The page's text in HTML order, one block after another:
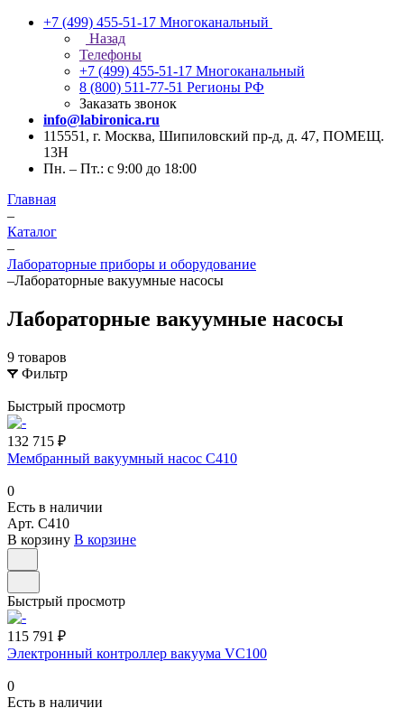
+7 (499) 455-51-17 Многоканальный
Назад
Телефоны
+7 (499) 455-51-17 Многоканальный
8 (800) 511-77-51 Регионы РФ
Заказать звонок
info@labironica.ru
115551, г. Москва, Шипиловский пр-д, д. 47, ПОМЕЩ.
13Н
Пн. – Пт.: с 9:00 до 18:00
Главная
–
Каталог
–
Лабораторные приборы и оборудование
–Лабораторные вакуумные насосы
Лабораторные вакуумные насосы
9 товаров
Фильтр
Быстрый просмотр
132 715 ₽
Мембранный вакуумный насос C410
0
Есть в наличии
Арт. C410
В корзину В корзине
Быстрый просмотр
115 791 ₽
Электронный контроллер вакуума VC100
0
Есть в наличии